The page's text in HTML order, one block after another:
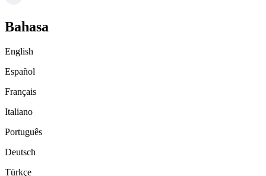
Bahasa
English
Español
Français
Italiano
Português
Deutsch
Türkçe